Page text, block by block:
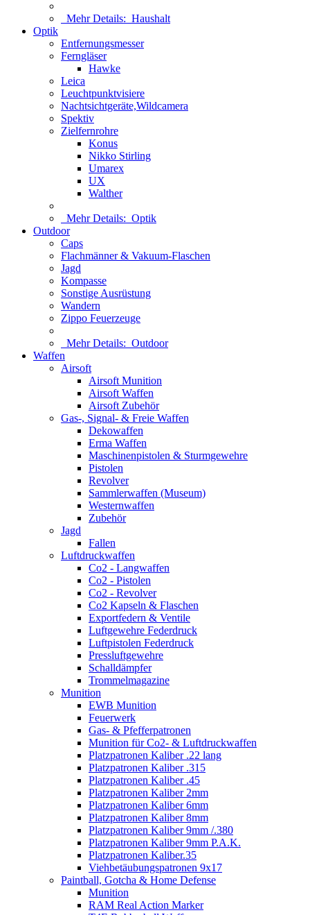
Mehr Details: Haushalt
Optik
Entfernungsmesser
Ferngläser
Hawke
Leica
Leuchtpunktvisiere
Nachtsichtgeräte,Wildcamera
Spektiv
Zielfernrohre
Konus
Nikko Stirling
Umarex
UX
Walther
Mehr Details: Optik
Outdoor
Caps
Flachmänner & Vakuum-Flaschen
Jagd
Kompasse
Sonstige Ausrüstung
Wandern
Zippo Feuerzeuge
Mehr Details: Outdoor
Waffen
Airsoft
Airsoft Munition
Airsoft Waffen
Airsoft Zubehör
Gas-, Signal- & Freie Waffen
Dekowaffen
Erma Waffen
Maschinenpistolen & Sturmgewehre
Pistolen
Revolver
Sammlerwaffen (Museum)
Westernwaffen
Zubehör
Jagd
Fallen
Luftdruckwaffen
Co2 - Langwaffen
Co2 - Pistolen
Co2 - Revolver
Co2 Kapseln & Flaschen
Exportfedern & Ventile
Luftgewehre Federdruck
Luftpistolen Federdruck
Pressluftgewehre
Schalldämpfer
Trommelmagazine
Munition
EWB Munition
Feuerwerk
Gas- & Pfefferpatronen
Munition für Co2- & Luftdruckwaffen
Platzpatronen Kaliber .22 lang
Platzpatronen Kaliber .315
Platzpatronen Kaliber .45
Platzpatronen Kaliber 2mm
Platzpatronen Kaliber 6mm
Platzpatronen Kaliber 8mm
Platzpatronen Kaliber 9mm /.380
Platzpatronen Kaliber 9mm P.A.K.
Platzpatronen Kaliber.35
Viehbetäubungspatronen 9x17
Paintball, Gotcha & Home Defense
Munition
RAM Real Action Marker